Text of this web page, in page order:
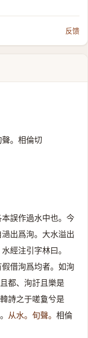
反馈
。相倫切
本誤作過水中也。今
出爲洵。大水溢出
經注引字林曰。
借洵爲均者。如洵
都、洵訏且樂是
詩之于嗟敻兮是
从水。旬聲。 相倫